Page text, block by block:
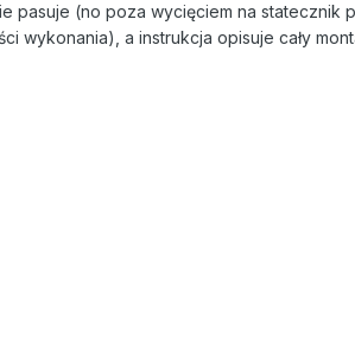
(no poza wycięciem na statecznik
wykonania), a instrukcja opisuje cały